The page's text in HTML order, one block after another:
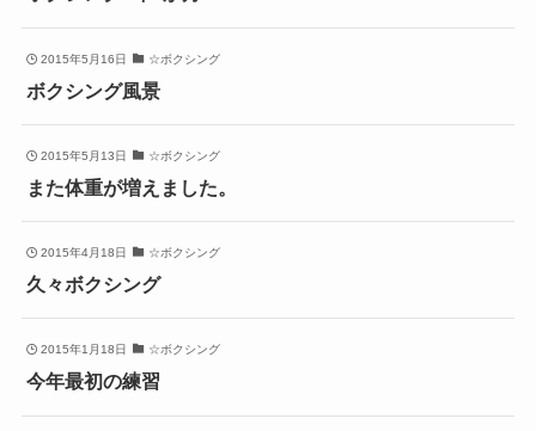
2015年5月16日 ☆ボクシング
ボクシング風景
2015年5月13日 ☆ボクシング
また体重が増えました。
2015年4月18日 ☆ボクシング
久々ボクシング
2015年1月18日 ☆ボクシング
今年最初の練習